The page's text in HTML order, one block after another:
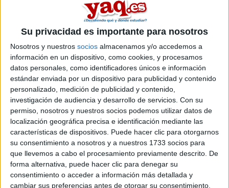
Su privacidad es importante para nosotros
Nosotros y nuestros socios almacenamos y/o accedemos a
información en un dispositivo, como cookies, y procesamos
datos personales, como identificadores únicos e información
estándar enviada por un dispositivo para publicidad y contenido
personalizado, medición de publicidad y contenido,
investigación de audiencia y desarrollo de servicios. Con su
permiso, nosotros y nuestros socios podemos utilizar datos de
localización geográfica precisa e identificación mediante las
características de dispositivos. Puede hacer clic para otorgarnos
su consentimiento a nosotros y a nuestros 1733 socios para
que llevemos a cabo el procesamiento previamente descrito. De
forma alternativa, puede hacer clic para denegar su
consentimiento o acceder a información más detallada y
cambiar sus preferencias antes de otorgar su consentimiento.
la suspendi por muy poco.mi pregunta a lo mejor es tonta
pero: ¿me podrian hacer la media(con el metodo de la nueva
selectividad) con la nota del año pasado?
Etiquetas: Selectividad